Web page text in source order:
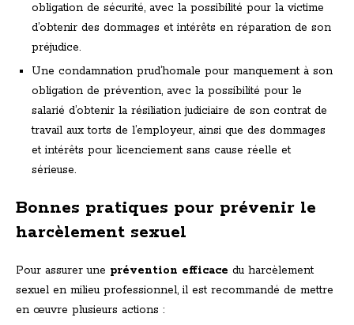
obligation de sécurité, avec la possibilité pour la victime
d’obtenir des dommages et intérêts en réparation de son
préjudice.
Une condamnation prud’homale pour manquement à son
obligation de prévention, avec la possibilité pour le
salarié d’obtenir la résiliation judiciaire de son contrat de
travail aux torts de l’employeur, ainsi que des dommages
et intérêts pour licenciement sans cause réelle et
sérieuse.
Bonnes pratiques pour prévenir le
harcèlement sexuel
Pour assurer une prévention efficace du harcèlement
sexuel en milieu professionnel, il est recommandé de mettre
en œuvre plusieurs actions :